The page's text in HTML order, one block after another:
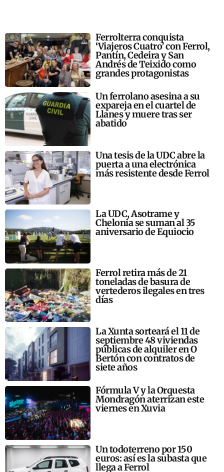
Ferrolterra conquista
‘Viajeros Cuatro’ con Ferrol,
Pantín, Cedeira y San
Andrés de Teixido como
grandes protagonistas
Un ferrolano asesina a su
expareja en el cuartel de
Llanes y muere tras ser
abatido
Una tesis de la UDC abre la
puerta a una electrónica
más resistente desde Ferrol
La UDC, Asotrame y
Chelonia se suman al 35
aniversario de Equiocio
Ferrol retira más de 21
toneladas de basura de
vertederos ilegales en tres
días
La Xunta sorteará el 11 de
septiembre 48 viviendas
públicas de alquiler en O
Bertón con contratos de
siete años
Fórmula V y la Orquesta
Mondragón aterrizan este
viernes en Xuvia
Un todoterreno por 150
euros: así es la subasta que
llega a Ferrol